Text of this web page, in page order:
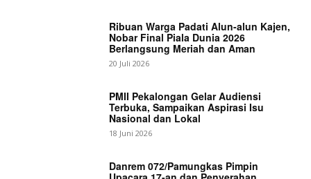
Ribuan Warga Padati Alun-alun Kajen,
Nobar Final Piala Dunia 2026
Berlangsung Meriah dan Aman
20 Juli 2026
PMII Pekalongan Gelar Audiensi
Terbuka, Sampaikan Aspirasi Isu
Nasional dan Lokal
18 Juni 2026
Danrem 072/Pamungkas Pimpin